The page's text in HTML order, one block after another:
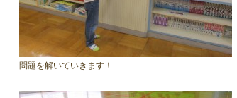
問題を解いていきます！